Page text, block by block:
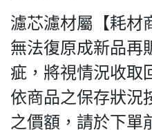
濾芯濾材屬【耗材
無法復原成新品再
疵，將視情況收取
依商品之保存狀況
之價額，請於下單